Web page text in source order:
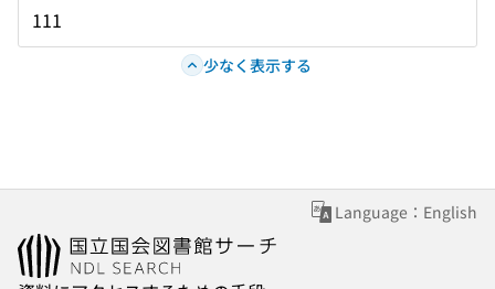
111
少なく表示する
Language：English